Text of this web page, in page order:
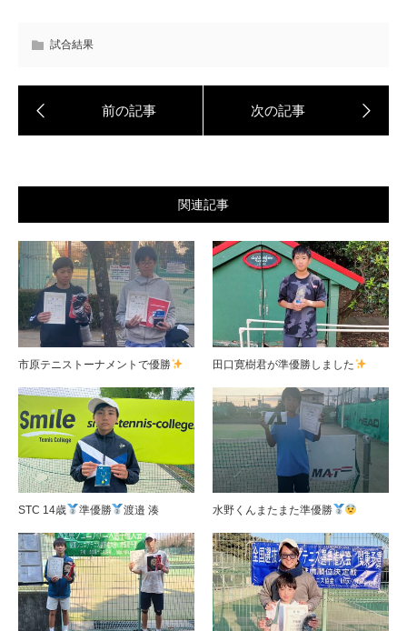
試合結果
関連記事
市原テニストーナメントで優勝 田口寛樹君が準優勝しました
STC 14歳 準優勝 渡邉 湊 水野くんまたまた準優勝